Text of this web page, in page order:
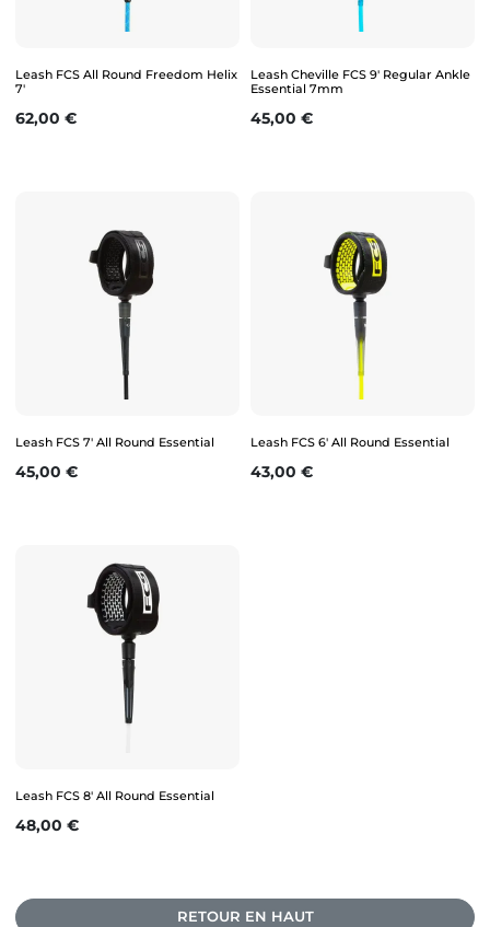
Leash FCS All Round Freedom Helix
7'
Prix
62,00 €
Leash Cheville FCS 9' Regular Ankle
Essential 7mm
Prix
45,00 €
Leash FCS 7' All Round Essential
Prix
45,00 €
Leash FCS 6' All Round Essential
Prix
43,00 €
Leash FCS 8' All Round Essential
Prix
48,00 €
RETOUR EN HAUT